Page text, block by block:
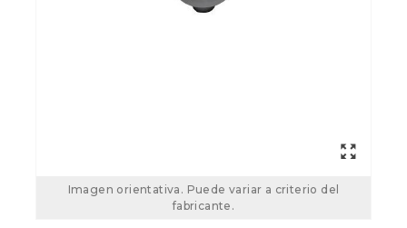
Imagen orientativa. Puede variar a criterio del
fabricante.